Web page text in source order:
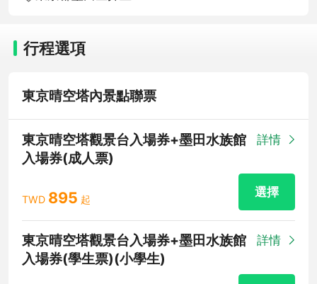
行程選項
東京晴空塔內景點聯票
東京晴空塔觀景台入場券+墨田水族館
入場券(成人票)
詳情
TWD 895 起
選擇
東京晴空塔觀景台入場券+墨田水族館
入場券(學生票)(小學生)
詳情